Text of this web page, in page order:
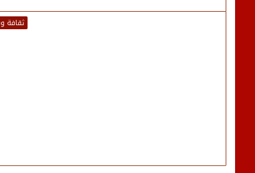
ثقافة